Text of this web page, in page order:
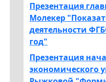
Презентация
Молекер
деятельности
год"
Презентация
экономического